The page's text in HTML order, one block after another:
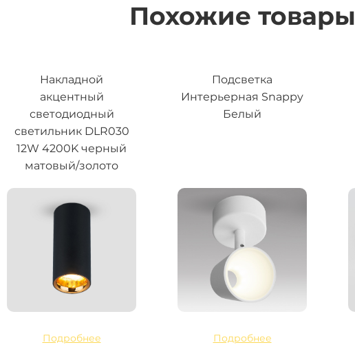
Похожие товары
Накладной
акцентный
светодиодный
светильник DLR030
12W 4200K черный
матовый/золото
Подробнее
Подсветка
Интерьерная Snappy
Белый
Подробнее